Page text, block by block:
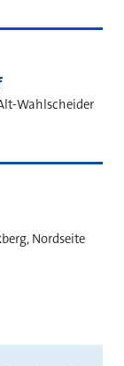
Wahlscheider
Nordseite